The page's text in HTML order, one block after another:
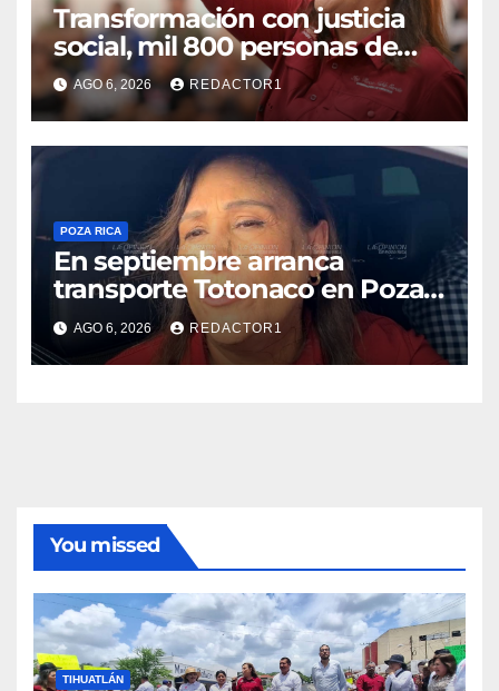
Transformación con justicia
social, mil 800 personas de
siete municipios reciben
Apoyo a la Palabra: Rocío
Nahle
AGO 6, 2026 REDACTOR1
POZA RICA
En septiembre arranca
transporte Totonaco en Poza
Rica
AGO 6, 2026 REDACTOR1
You missed
TIHUATLÁN